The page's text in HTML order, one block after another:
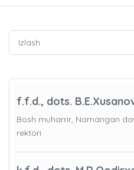
f.f.d., dots.
Bosh muharrir, Namangan
rektori